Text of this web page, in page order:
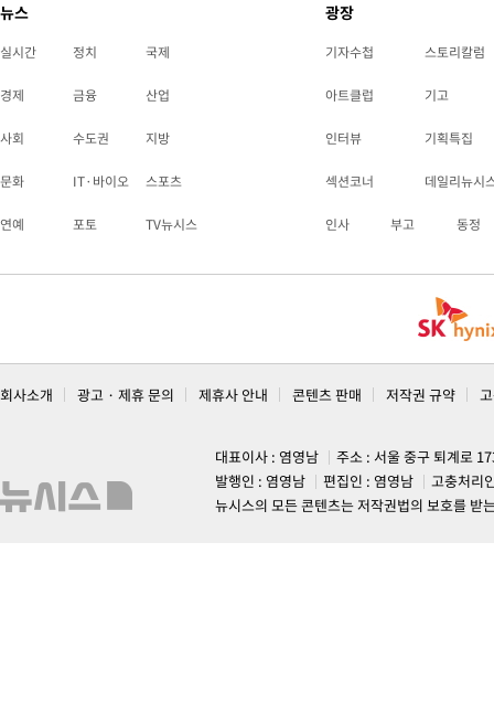
뉴스
실시간 정치 국제
경제 금융 산업
사회 수도권 지방
문화 IT·바이오 스포츠
연예 포토 TV뉴시스
광장
기자수첩 스토리칼럼
아트클럽 기고
인터뷰 기획특집
섹션코너 데일리뉴시
인사 부고 동정
회사소개 광고 · 제휴 문의 제휴사 안내 콘텐츠 판매 저작권 규약
대표이사 : 염영남
주소 : 서울 중구 퇴계로
발행인 : 염영남
편집인 : 염영남
고충처리
뉴시스의 모든 콘텐츠는 저작권법의 보호를